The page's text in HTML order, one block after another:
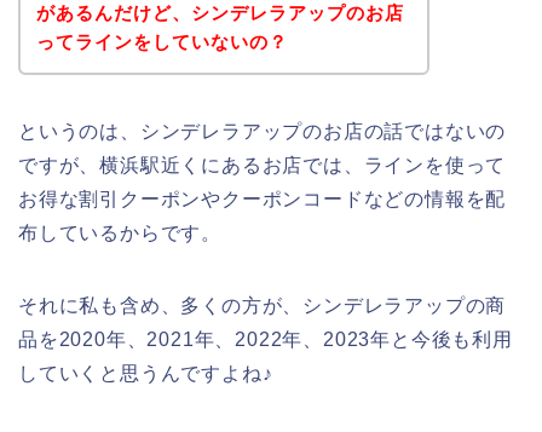
があるんだけど、シンデレラアップのお店
ってラインをしていないの？
というのは、シンデレラアップのお店の話ではないの
ですが、横浜駅近くにあるお店では、ラインを使って
お得な割引クーポンやクーポンコードなどの情報を配
布しているからです。
それに私も含め、多くの方が、シンデレラアップの商
品を2020年、2021年、2022年、2023年と今後も利用
していくと思うんですよね♪